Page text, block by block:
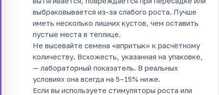
выбраковывается из-за слабого роста. Лучше
иметь несколько лишних кустов, чем оставить
пустые места в теплице.
Не высевайте семена «впритык» к расчётному
количеству. Всхожесть, указанная на упаковке,
— лабораторный показатель. В реальных
условиях она всегда на 5–15% ниже.
Если вы используете стимуляторы роста или